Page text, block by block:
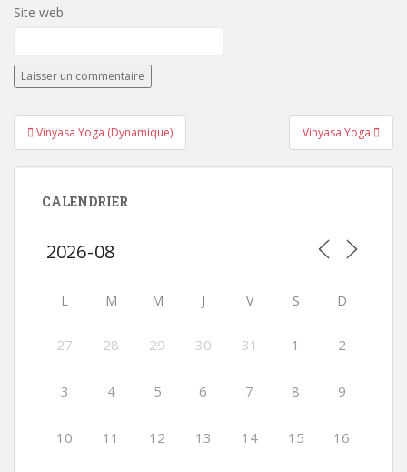
Site web
Navigation
de
l’article
Vinyasa Yoga (Dynamique) Vinyasa Yoga
CALENDRIER
L M M J V S D
27 28 29 30 31 1 2
3 4 5 6 7 8 9
10 11 12 13 14 15 16